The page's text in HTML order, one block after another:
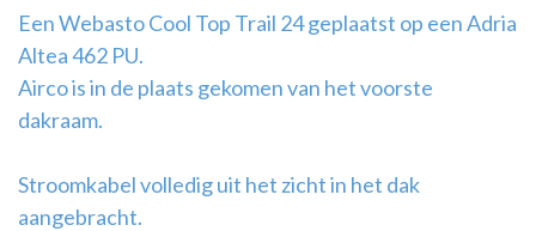
Een Webasto Cool Top Trail 24 geplaatst op een Adria
Altea 462 PU.
Airco is in de plaats gekomen van het voorste
dakraam.
Stroomkabel volledig uit het zicht in het dak
aangebracht.